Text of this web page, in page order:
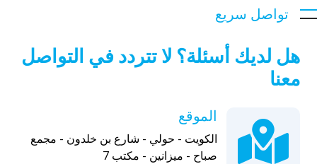
تواصل سريع
هل لديك أسئلة؟ لا تتردد في التواصل
معنا
الموقع
الكويت - حولي - شارع بن خلدون - مجمع
صباح - ميزانين - مكتب 7